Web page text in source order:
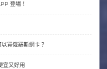
登場！
買俄羅斯網卡？
宜又好用